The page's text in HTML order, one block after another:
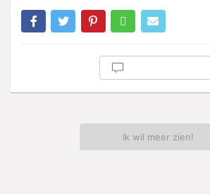
Ik wil meer zien!